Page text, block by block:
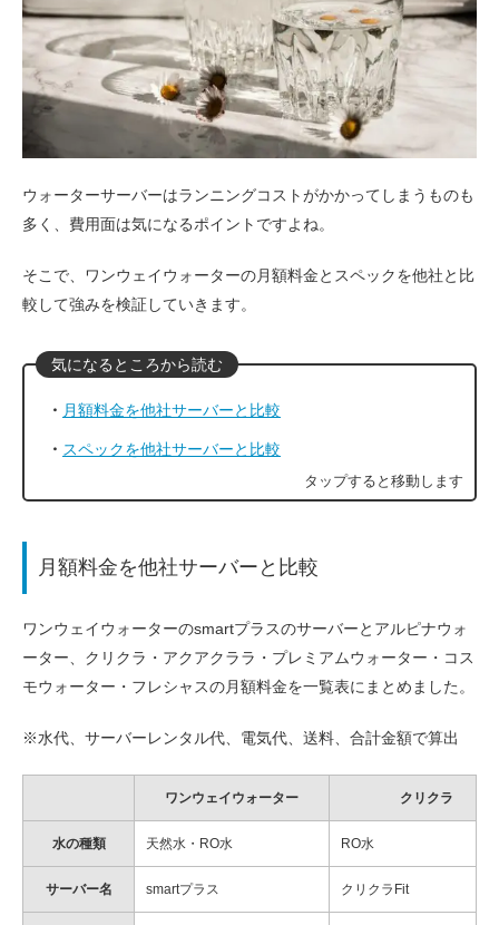
ウォーターサーバーはランニングコストがかかってしまうものも
多く、費用面は気になるポイントですよね。
そこで、ワンウェイウォーターの月額料金とスペックを他社と比
較して強みを検証していきます。
月額料金を他社サーバーと比較
スペックを他社サーバーと比較
月額料金を他社サーバーと比較
ワンウェイウォーターのsmartプラスのサーバーとアルピナウォ
ーター、クリクラ・アクアクララ・プレミアムウォーター・コス
モウォーター・フレシャスの月額料金を一覧表にまとめました。
※水代、サーバーレンタル代、電気代、送料、合計金額で算出
ワンウェイウォーター クリクラ
水の種類 天然水・RO水 RO水
サーバー名 smartプラス クリクラFit